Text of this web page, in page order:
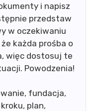
i napisz
przedstaw
w oczekiwaniu
każda prośba o
więc dostosuj te
Powodzenia!
fundacja,
plan,